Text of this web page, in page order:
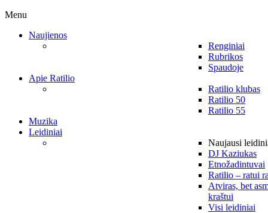
Menu
Naujienos
Renginiai
Rubrikos
Spaudoje
Apie Ratilio
Ratilio klubas
Ratilio 50
Ratilio 55
Muzika
Leidiniai
Naujausi
DJ Kaziukas
Etnožadintuvai
Ratilio – ratui
Atviras, bet
kraštui
Visi leidiniai